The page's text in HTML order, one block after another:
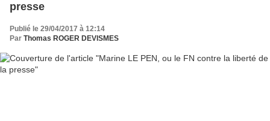
presse
Publié le 29/04/2017 à 12:14
Par Thomas ROGER DEVISMES